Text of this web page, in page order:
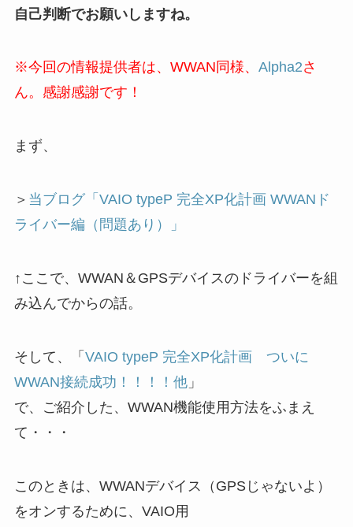
自己判断でお願いしますね。
※今回の情報提供者は、WWAN同様、 Alpha2さ
ん。感謝感謝です！
まず、
＞ 当ブログ「VAIO typeP 完全XP化計画 WWANド
ライバー編（問題あり）」
↑ここで、WWAN＆GPSデバイスのドライバーを組
み込んでからの話。
そして、「 VAIO typeP 完全XP化計画 ついに
WWAN接続成功！！！！他」
で、ご紹介した、WWAN機能使用方法をふまえ
て・・・
このときは、WWANデバイス（GPSじゃないよ）
をオンするために、VAIO用